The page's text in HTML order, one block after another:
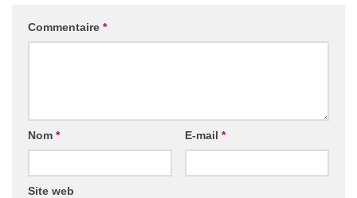
Commentaire *
Nom * E-mail *
Site web